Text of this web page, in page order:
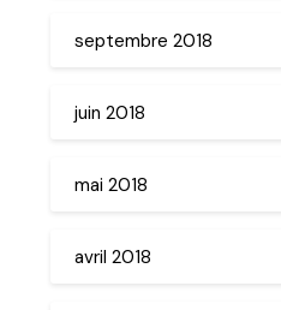
septembre 2018
juin 2018
mai 2018
avril 2018